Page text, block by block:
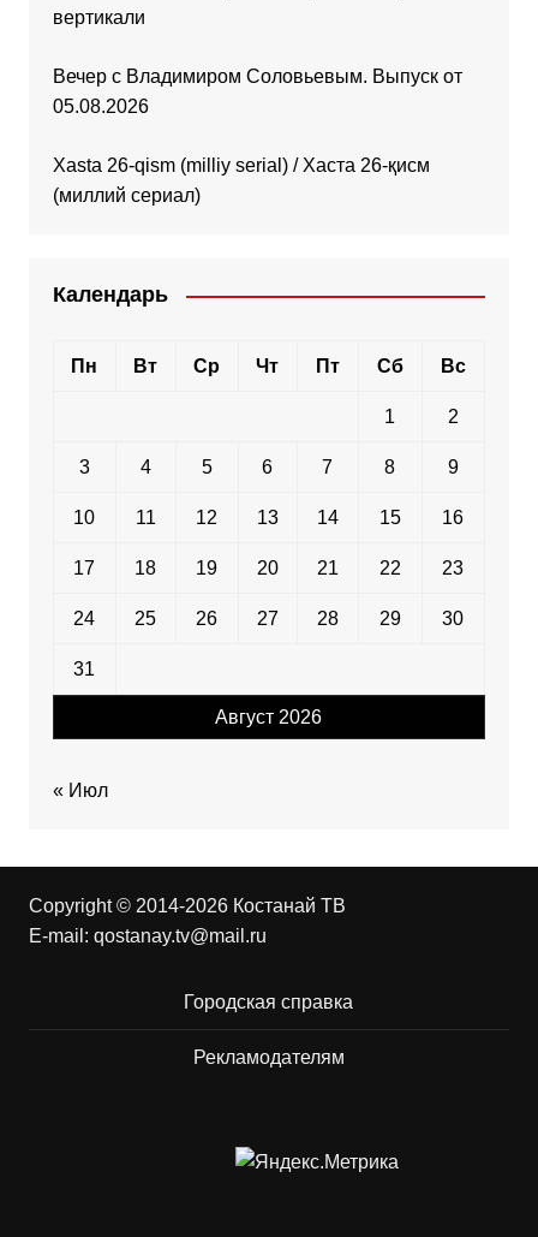
вертикали
Вечер с Владимиром Соловьевым. Выпуск от
05.08.2026
Xasta 26-qism (milliy serial) / Хаста 26-қисм
(миллий сериал)
Календарь
Август 2026
Пн Вт Ср Чт Пт Сб Вс
1 2
3 4 5 6 7 8 9
10 11 12 13 14 15 16
17 18 19 20 21 22 23
24 25 26 27 28 29 30
31
« Июл
Copyright © 2014-2026 Костанай ТВ
E-mail: qostanay.tv@mail.ru
Городская справка
Рекламодателям